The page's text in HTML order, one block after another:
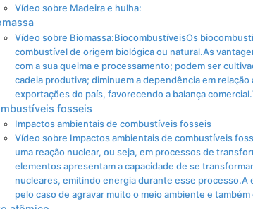
Vídeo sobre Madeira e hulha:
Vídeo sobre Biomassa:BiocombustíveisOs
combustível de origem biológica ou natural.As
com a sua queima e processamento; podem ser
cadeia produtiva; diminuem a dependência em
exportações do país, favorecendo a balança
fosseis
Impactos ambientais de combustíveis fosseis
Vídeo sobre Impactos ambientais de combustíveis
uma reação nuclear, ou seja, em processos de
elementos apresentam a capacidade de se
nucleares, emitindo energia durante esse processo.A
pelo caso de agravar muito o meio ambiente e